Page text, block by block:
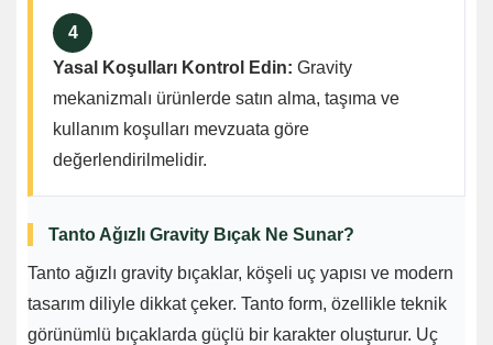
4
Yasal Koşulları Kontrol Edin: Gravity
mekanizmalı ürünlerde satın alma, taşıma ve
kullanım koşulları mevzuata göre
değerlendirilmelidir.
Tanto Ağızlı Gravity Bıçak Ne Sunar?
Tanto ağızlı gravity bıçaklar, köşeli uç yapısı ve modern
tasarım diliyle dikkat çeker. Tanto form, özellikle teknik
görünümlü bıçaklarda güçlü bir karakter oluşturur. Uç